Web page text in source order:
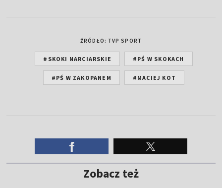
ŹRÓDŁO: TVP SPORT
#SKOKI NARCIARSKIE #PŚ W SKOKACH
#PŚ W ZAKOPANEM #MACIEJ KOT
Zobacz też